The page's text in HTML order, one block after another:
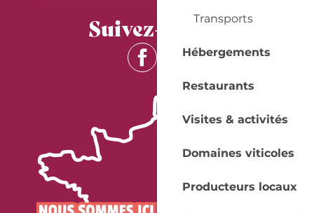
Transports
Hébergements
Restaurants
Visites & activités
Domaines viticoles
Producteurs locaux
Suivez-nous !